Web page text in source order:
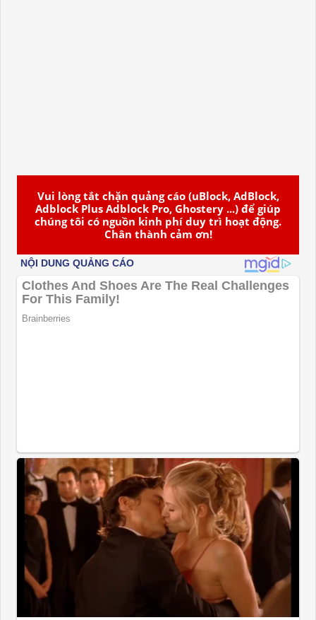
Vui lòng tắt chặn quảng cáo (uBlock, AdBlock,
Adblock Plus Adblock Pro, Ghostery ...) để giúp
chúng tôi có nguồn kinh phí duy trì hoạt động.
Chân thành cảm ơn!